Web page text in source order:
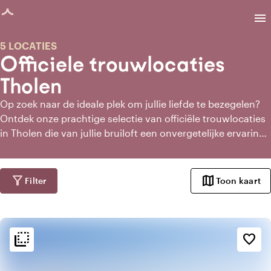
geladen
menu
Officiele trouwlocaties
Tholen
5 LOCATIES
Op zoek naar de ideale plek om jullie liefde te bezegelen?
Ontdek onze prachtige selectie van officiële trouwlocaties
in Tholen die van jullie bruiloft een onvergetelijke ervaring
een historisch pand of een moderne locatie aan het water,
wij bieden trouwlocaties die passen bij elke stijl en elk
budget. laat je inspireren en vind jouw trouwlocatie in
filter_alt Filter map Toon kaart
flip_to_back favorite_border
flip_to_back Sfeer en esthetiek
palette
Bohemian / Ibiza